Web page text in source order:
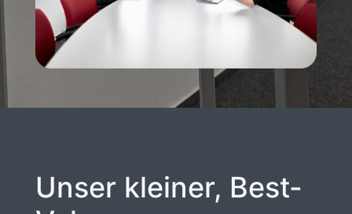
Unser kleiner, Best-